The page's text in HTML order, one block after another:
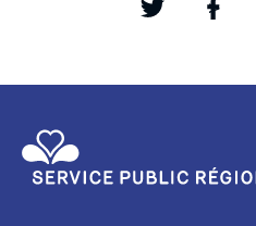
Twitter
>